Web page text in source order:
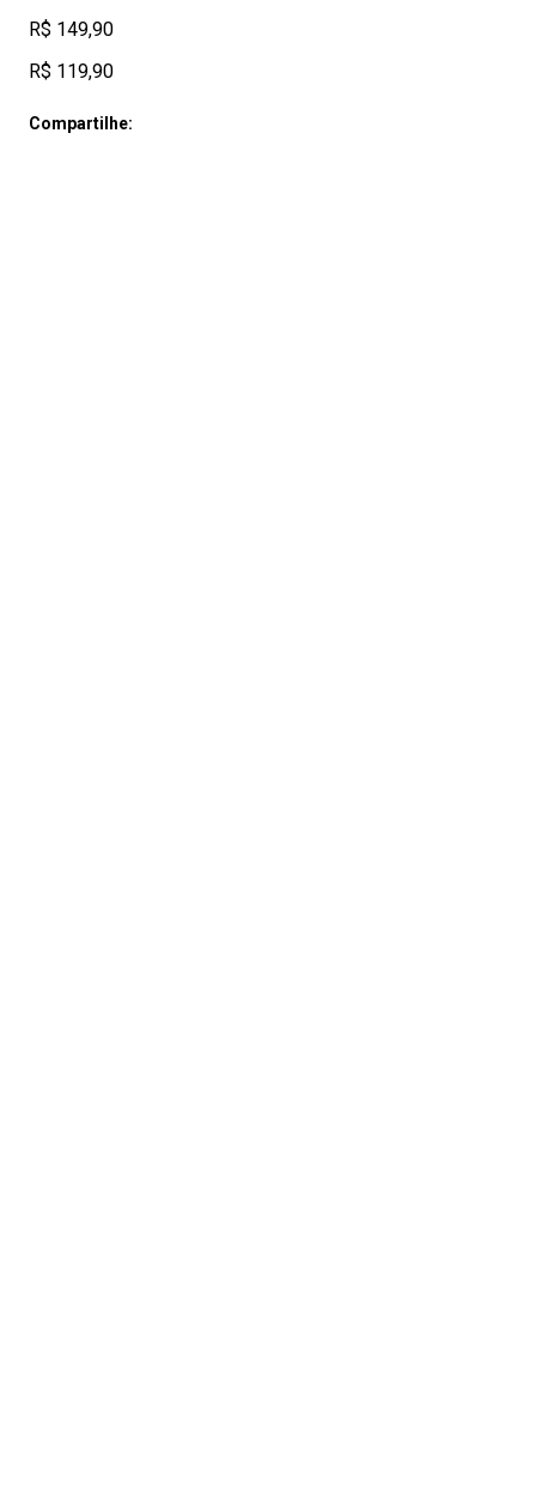
R$ 149,90
R$ 119,90
Compartilhe: